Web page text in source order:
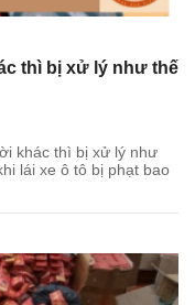
thì bị xử lý như thế
khác thì bị xử lý như
lái xe ô tô bị phạt bao